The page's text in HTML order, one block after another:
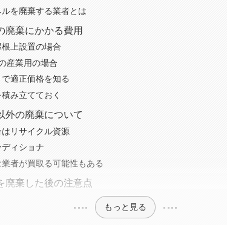
を廃棄する業者とは
廃棄にかかる費用
上設置の場合
産業用の場合
適正価格を知る
み立てておく
外の廃棄について
リサイクル資源
ィショナ
者が買取る可能性もある
廃棄した後の注意点
もっと見る